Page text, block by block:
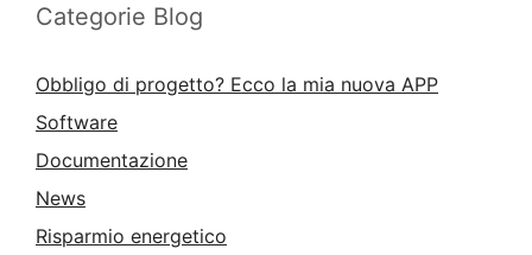
Categorie Blog
Obbligo di progetto? Ecco la mia nuova APP
Software
Documentazione
News
Risparmio energetico